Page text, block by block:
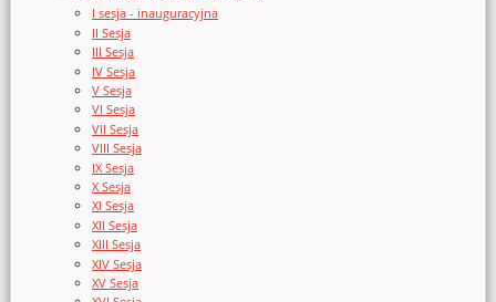
I sesja - inauguracyjna
II Sesja
III Sesja
IV Sesja
V Sesja
VI Sesja
VII Sesja
VIII Sesja
IX Sesja
X Sesja
XI Sesja
XII Sesja
XIII Sesja
XIV Sesja
XV Sesja